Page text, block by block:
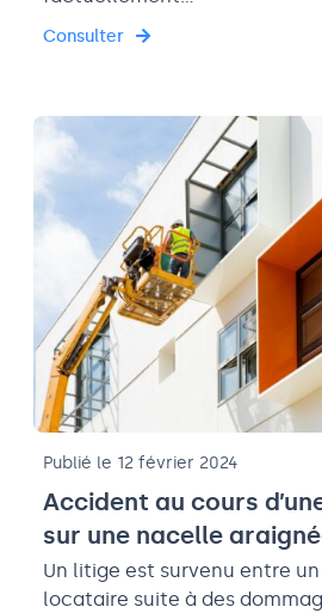
Consulter
Publié le 12 février 2024
Accident au cours
sur une nacelle
Un litige est survenu entre
locataire suite à des